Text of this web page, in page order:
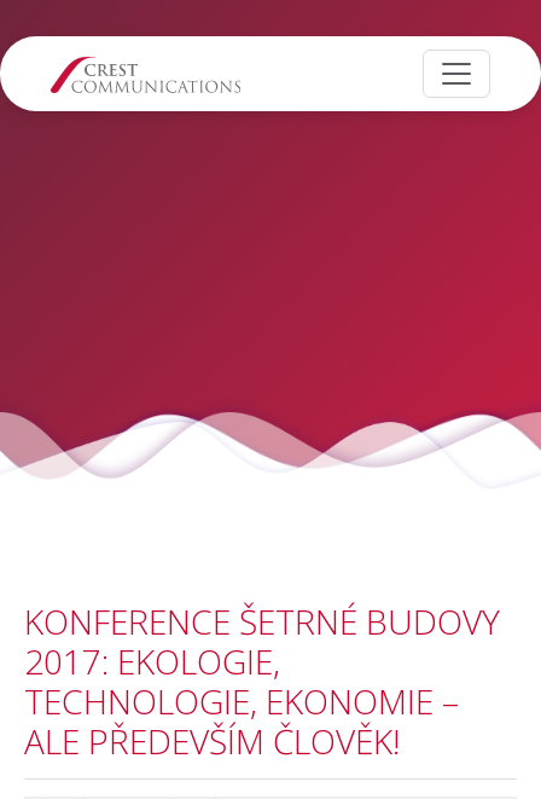
KONFERENCE ŠETRNÉ BUDOVY
2017: EKOLOGIE,
TECHNOLOGIE, EKONOMIE –
ALE PŘEDEVŠÍM ČLOVĚK!